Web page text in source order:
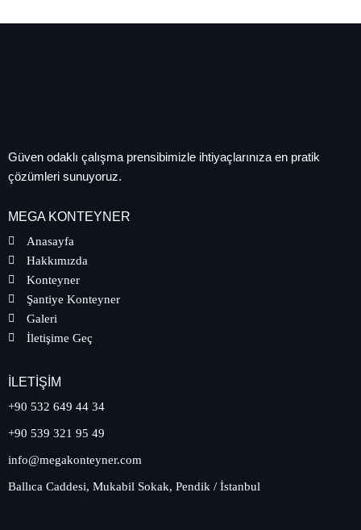
Güven odaklı çalışma prensibimizle ihtiyaçlarınıza en pratik
çözümleri sunuyoruz.
MEGA KONTEYNER
Anasayfa
Hakkımızda
Konteyner
Şantiye Konteyner
Galeri
İletişime Geç
İLETIŞIM
+90 532 649 44 34
+90 539 321 95 49
info@megakonteyner.com
Ballıca Caddesi, Mukabil Sokak, Pendik / İstanbul